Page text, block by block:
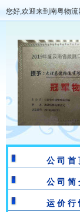
您好,欢迎来到南粤物流
公 司 首
公 司 简
运 价 行